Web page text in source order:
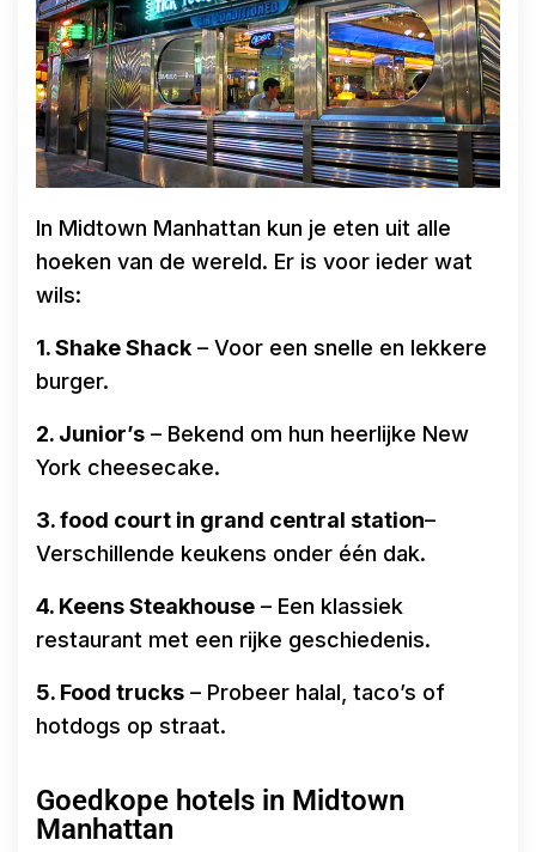
In Midtown Manhattan kun je eten uit alle
hoeken van de wereld. Er is voor ieder wat
wils:
1. Shake Shack – Voor een snelle en lekkere
burger.
2. Junior’s – Bekend om hun heerlijke New
York cheesecake.
3. food court in grand central station–
Verschillende keukens onder één dak.
4. Keens Steakhouse – Een klassiek
restaurant met een rijke geschiedenis.
5. Food trucks – Probeer halal, taco’s of
hotdogs op straat.
Goedkope hotels in Midtown
Manhattan